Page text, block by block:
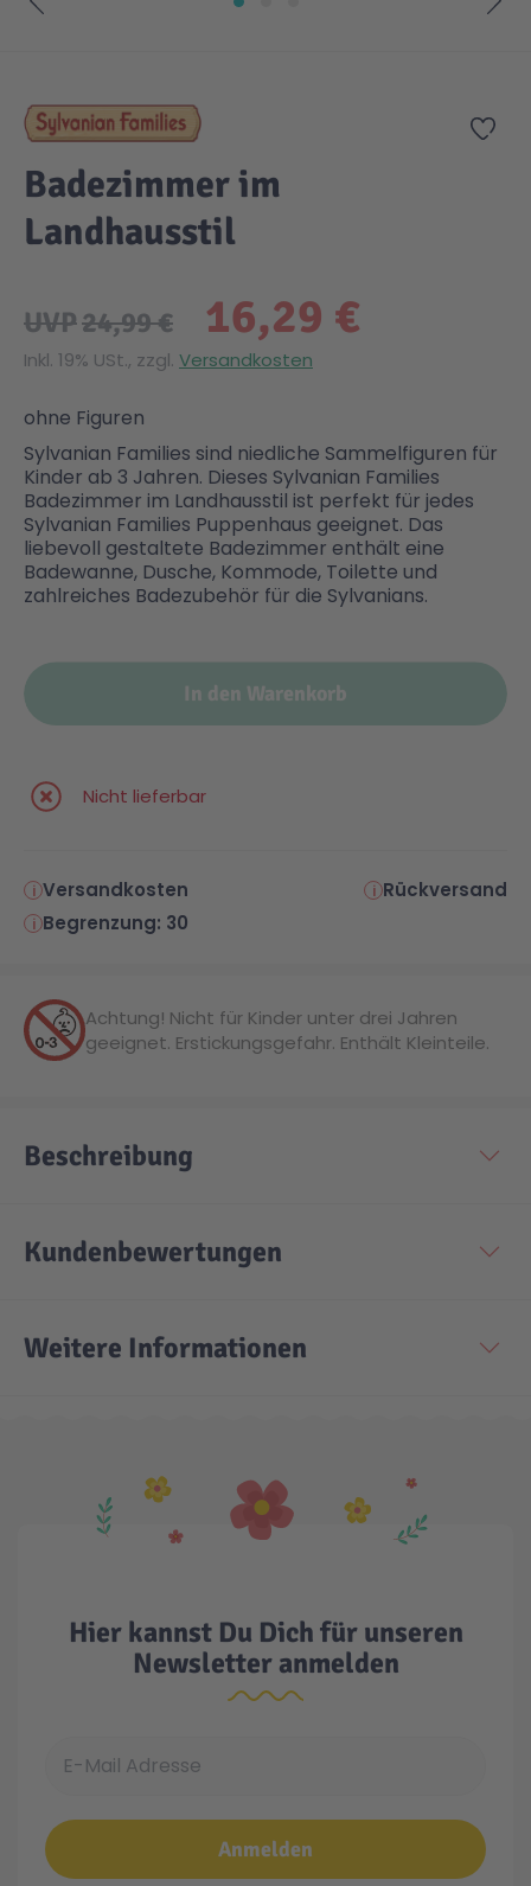
Sicherheit
Krimi / Thriller
Liebesromane
Zeit & Reise
Kuscheltiere
Puppen & Puppenzubehör
Holzspielwaren
Elektronische Spielwaren
Kreativ
Malen & Zeichnen
DC Comics™ Super Heroes
Friends
Jurassic World™
Harry Potter™
Marvel™ Super Heroes
Minecraft™
NINJAGO®
Speed Champions
Super Mario
Seltene Artikel
LEGO® Blumen
Country
Figures
Fun Stars
Heroes
Knights
NOVELMORE
VW
Wiltopia
Cars
Zur
Badezimmer im
Landhausstil
16,29 €
UVP24,99 €
Inkl. 19% USt., zzgl. Versandkosten
ohne Figuren
Sylvanian Families sind niedliche Sammelfiguren für
Kinder ab 3 Jahren. Dieses Sylvanian Families
Badezimmer im Landhausstil ist perfekt für jedes
Sylvanian Families Puppenhaus geeignet. Das
liebevoll gestaltete Badezimmer enthält eine
Badewanne, Dusche, Kommode, Toilette und
zahlreiches Badezubehör für die Sylvanians.
In den Warenkorb
Nicht lieferbar
Versandkosten
Rückversand
Begrenzung: 30
Achtung! Nicht für Kinder unter drei Jahren
geeignet. Erstickungsgefahr. Enthält Kleinteile.
Beschreibung
Kundenbewertungen
Weitere Informationen
Hier kannst Du Dich für unseren
Newsletter anmelden
Anmelden